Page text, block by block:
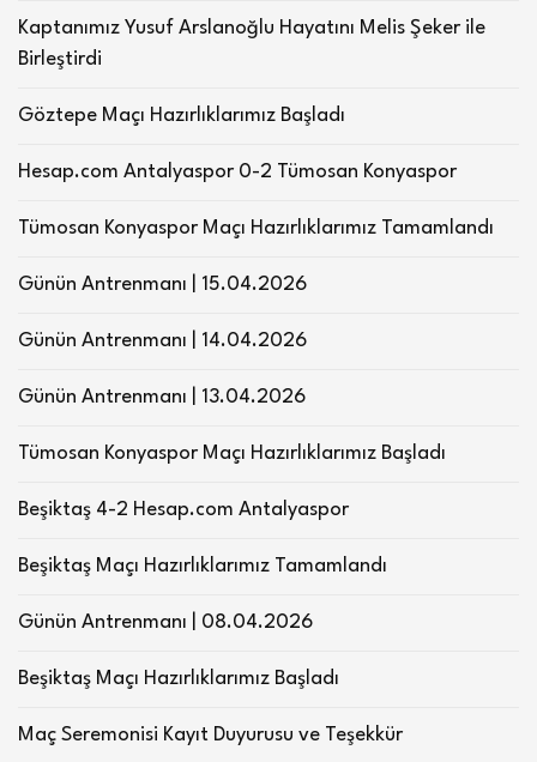
Kaptanımız Yusuf Arslanoğlu Hayatını Melis Şeker ile
Birleştirdi
Göztepe Maçı Hazırlıklarımız Başladı
Hesap.com Antalyaspor 0-2 Tümosan Konyaspor
Tümosan Konyaspor Maçı Hazırlıklarımız Tamamlandı
Günün Antrenmanı | 15.04.2026
Günün Antrenmanı | 14.04.2026
Günün Antrenmanı | 13.04.2026
Tümosan Konyaspor Maçı Hazırlıklarımız Başladı
Beşiktaş 4-2 Hesap.com Antalyaspor
Beşiktaş Maçı Hazırlıklarımız Tamamlandı
Günün Antrenmanı | 08.04.2026
Beşiktaş Maçı Hazırlıklarımız Başladı
Maç Seremonisi Kayıt Duyurusu ve Teşekkür